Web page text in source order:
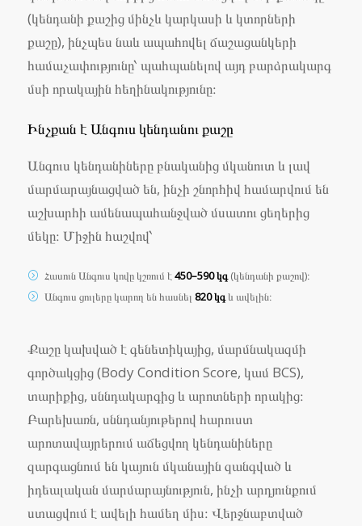
(կենդանի քաշից մինչև կարկասի և կտորների
քաշը), ինչպես նաև ապահովել ճաշացանկերի
համաչափությունը՝ պահպանելով այդ բարձրակարգ
մսի որակային հեղինակությունը։
Ինչքան է Անգուս կենդանու քաշը
Անգուս կենդանիները բնականից մկանուտ և լավ
մարմարայնացված են, ինչի շնորհիվ համարվում են
աշխարհի ամենապահանջված մսատու ցեղերից
մեկը։ Միջին հաշվով՝
Հասուն Անգուս կովը կշռում է 450–590 կգ(կենդանի քաշով)։
Անգուս ցուլերը կարող են հասնել 820 կգև ավելին։
Քաշը կախված է գենետիկայից, մարմնակազմի
գործակցից (Body Condition Score, կամ BCS),
տարիքից, սննդակարգից և արոտների որակից։
Բարեխառն, սննդանյութերով հարուստ
արոտավայրերում աճեցվող կենդանիները
զարգացնում են կայուն մկանային զանգված և
իդեալական մարմարայնություն, ինչի արդյունքում
ստացվում է ավելի համեղ միս։ Վերջնաբտված